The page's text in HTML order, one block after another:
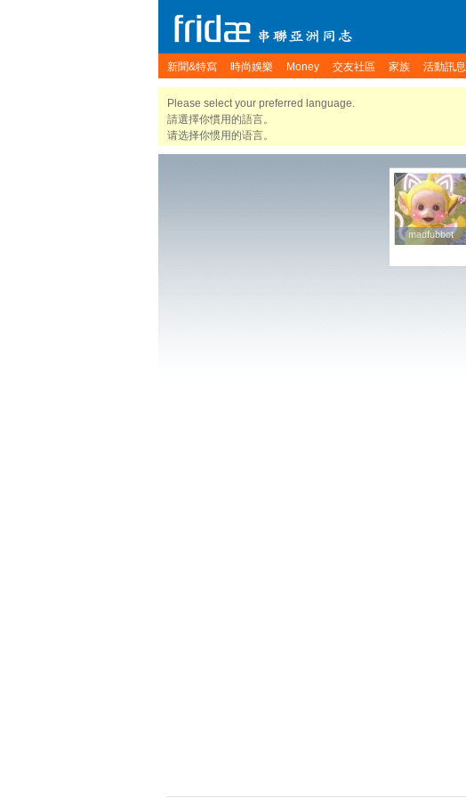
新聞&特寫 時尚娛樂 Money 交友社區 家族 活動訊息
Please select your preferred language.
請選擇你慣用的語言。
请选择你惯用的语言。
madfubbot
madfubbot